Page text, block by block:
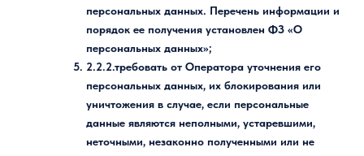
персональных данных. Перечень информации и
порядок ее получения установлен ФЗ «О
персональных данных»;
2.2.2.требовать от Оператора уточнения его
персональных данных, их блокирования или
уничтожения в случае, если персональные
данные являются неполными, устаревшими,
неточными, незаконно полученными или не